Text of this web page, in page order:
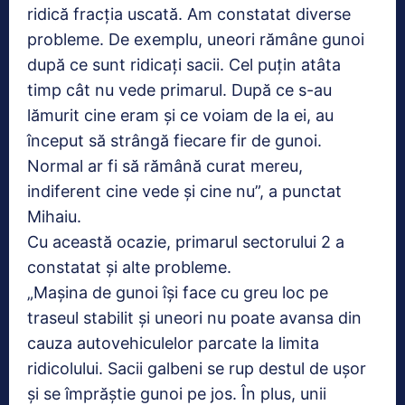
ridică fracția uscată. Am constatat diverse
probleme. De exemplu, uneori rămâne gunoi
după ce sunt ridicați sacii. Cel puțin atâta
timp cât nu vede primarul. După ce s-au
lămurit cine eram și ce voiam de la ei, au
început să strângă fiecare fir de gunoi.
Normal ar fi să rămână curat mereu,
indiferent cine vede și cine nu”, a punctat
Mihaiu.
Cu această ocazie, primarul sectorului 2 a
constatat și alte probleme.
„Mașina de gunoi își face cu greu loc pe
traseul stabilit și uneori nu poate avansa din
cauza autovehiculelor parcate la limita
ridicolului. Sacii galbeni se rup destul de ușor
și se împrăștie gunoi pe jos. În plus, unii